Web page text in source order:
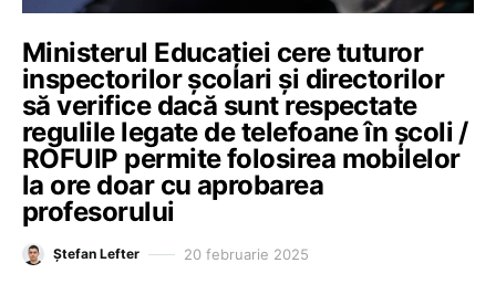
Ministerul Educației cere tuturor
inspectorilor școlari și directorilor
să verifice dacă sunt respectate
regulile legate de telefoane în școli /
ROFUIP permite folosirea mobilelor
la ore doar cu aprobarea
profesorului
Ștefan Lefter 20 februarie 2025